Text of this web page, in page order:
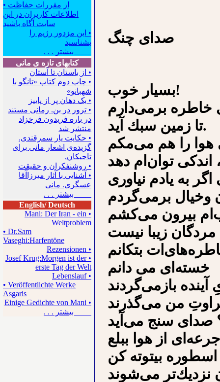
• از مقررات حفاظت
اطلاعات کاربران در این
سایت آگاه باشید
• این مزدور رژیم را
بشناسید
بیشتر . . .
کتابهای تازه ی مانی
• از باستان تا آستان
• چاپ دوم کتاب «تانگو با
شهبانو»
• یک دهان پر از پاییز
• ترور در بن. رمانی مستند
در باره فریدون فرخزاد
منتشر شد
• حکایت یار سمرقندی.
گزیده‌ی اشعار مانی برای
تاجیکان.
• روشنفکران و حقیقت
• آشنایی با آثار میرزاآقا
عسگری. مانی
بیشتر . . .
English/ Deutsch
• Mani: Der Iran - ein
Weltproblem
• Dr.Sam
Vaseghi:Harfentöne
• Rezensionen
• Josef Krug:Morgen ist der
erste Tag der Welt
• Lebenslauf
• Veröffentlichte Werke
Asgaris
• Einige Gedichte von Mani
بیشتر . . .
ﺻﺪﺍﻯ ﭼﻨﮓ
ﺑﺴﻴﺎﺭ ﺧﻮﺏ!
ﺧﺎﻃﺮﻩ ﺑﺮﻣﻰﺩﺍﺭﻡ
ﺗﺎ ﺯﻣﻴﻦ ﺳﺒﻚ ﺁﻳﺪ.
ﺭﺍ ﻫﻢ ﻣﻰﻣﻜﻢ
ﺑﻪ ﻳﺎﺩﻡ ﻧﻴﺎﻭﺭﻯ
ﻭﺧﻴﺎﻝ ﺑﺮﻣﻰﮔﺮﺩﻡ
ﺧﺴﺘﻪﺍﻯ ﻣﻰ ﺩﺍﻧﻢ
ﺑﺎﺯﻣﻰﮔﺮﺩﻧﺪ
ﺍﺯ ﻫﻮﺍ ﺑﺒﻠﻊ
ﻧﺰﺩﻳﻚﺗﺮ ﻣﻰﺷﻮﻧﺪ